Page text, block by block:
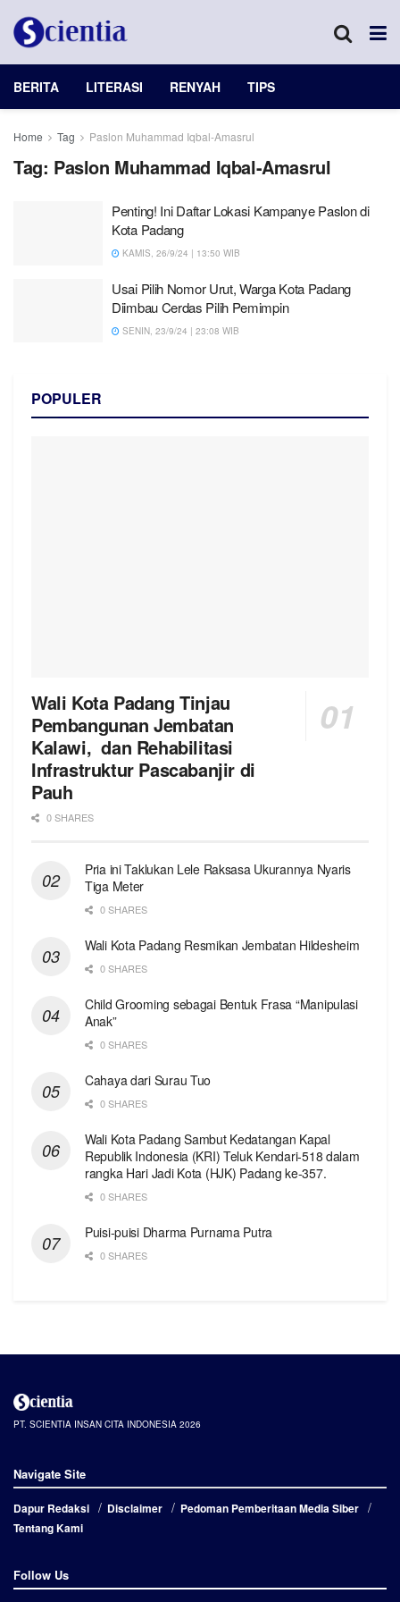
BERITA LITERASI RENYAH TIPS
Home Tag Paslon Muhammad Iqbal-Amasrul
Tag: Paslon Muhammad Iqbal-Amasrul
Penting! Ini Daftar Lokasi Kampanye Paslon di
Kota Padang
KAMIS, 26/9/24 | 13:50 WIB
Usai Pilih Nomor Urut, Warga Kota Padang
Diimbau Cerdas Pilih Pemimpin
SENIN, 23/9/24 | 23:08 WIB
POPULER
Wali Kota Padang Tinjau
Pembangunan Jembatan
Kalawi, dan Rehabilitasi
Infrastruktur Pascabanjir di
Pauh
0 SHARES
Pria ini Taklukan Lele Raksasa Ukurannya Nyaris
Tiga Meter
0 SHARES
Wali Kota Padang Resmikan Jembatan Hildesheim
0 SHARES
Child Grooming sebagai Bentuk Frasa “Manipulasi
Anak”
0 SHARES
Cahaya dari Surau Tuo
0 SHARES
Wali Kota Padang Sambut Kedatangan Kapal
Republik Indonesia (KRI) Teluk Kendari-518 dalam
rangka Hari Jadi Kota (HJK) Padang ke-357.
0 SHARES
Puisi-puisi Dharma Purnama Putra
0 SHARES
PT. SCIENTIA INSAN CITA INDONESIA 2026
Navigate Site
Dapur Redaksi Disclaimer
Pedoman Pemberitaan Media Siber
Tentang Kami
Follow Us